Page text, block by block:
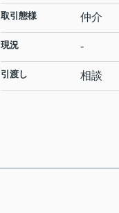
取引態様 仲介
現況 -
引渡し 相談